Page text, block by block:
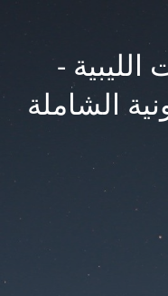
-
الشاملة